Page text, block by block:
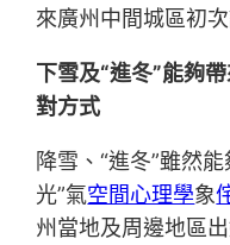
來廣州中間城區初
下雪及“進冬”能夠
對方式
降雪、“進冬”雖然
光”氣空間心理學象
州當地及周邊地區